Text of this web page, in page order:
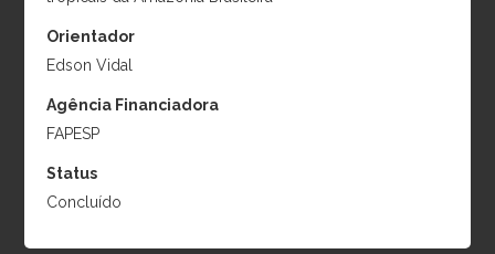
Orientador
Edson Vidal
Agência Financiadora
FAPESP
Status
Concluído
restauração da Mata
Atlântica
Período:2024-2027